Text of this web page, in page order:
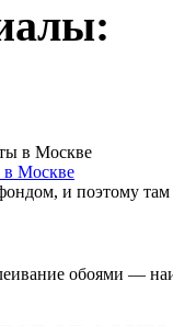
в Москве
и поэтому там
обоями —